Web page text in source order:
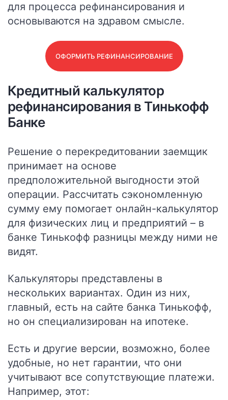
для процесса рефинансирования и
основываются на здравом смысле.
ОФОРМИТЬ РЕФИНАНСИРОВАНИЕ
Кредитный калькулятор
рефинансирования в Тинькофф
Банке
Решение о перекредитовании заемщик
принимает на основе
предположительной выгодности этой
операции. Рассчитать сэкономленную
сумму ему помогает онлайн-калькулятор
для физических лиц и предприятий – в
банке Тинькофф разницы между ними не
видят.
Калькуляторы представлены в
нескольких вариантах. Один из них,
главный, есть на сайте банка Тинькофф,
но он специализирован на ипотеке.
Есть и другие версии, возможно, более
удобные, но нет гарантии, что они
учитывают все сопутствующие платежи.
Например, этот: